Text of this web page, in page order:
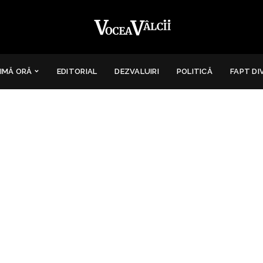
ORĂ EDITORIAL DEZVALUIRI POLITICĂ FAPT